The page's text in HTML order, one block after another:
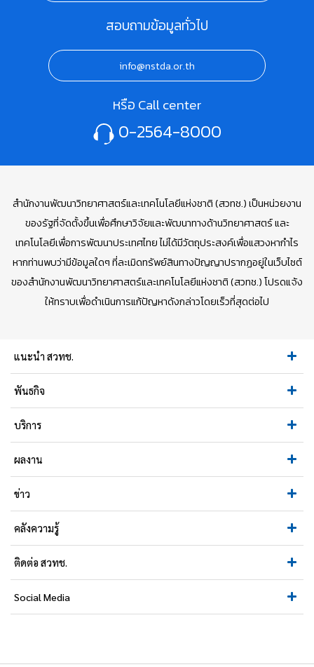
สอบถามข้อมูลทั่วไป
info@nstda.or.th
หรือ Call center
0-2564-8000
สำนักงานพัฒนาวิทยาศาสตร์และเทคโนโลยีแห่งชาติ (สวทช.) เป็นหน่วยงาน
ของรัฐที่จัดตั้งขึ้นเพื่อศึกษาวิจัยและพัฒนาทางด้านวิทยาศาสตร์ และ
เทคโนโลยีเพื่อการพัฒนาประเทศไทย ไม่ได้มีวัตถุประสงค์เพื่อแสวงหากำไร
หากท่านพบว่ามีข้อมูลใดๆ ที่ละเมิดทรัพย์สินทางปัญญาปรากฏอยู่ในเว็บไซต์
ของสำนักงานพัฒนาวิทยาศาสตร์และเทคโนโลยีแห่งชาติ (สวทช.) โปรดแจ้ง
ให้ทราบเพื่อดำเนินการแก้ปัญหาดังกล่าวโดยเร็วที่สุดต่อไป
แนะนำ สวทช.
พันธกิจ
บริการ
ผลงาน
ข่าว
คลังความรู้
ติดต่อ สวทช.
Social Media